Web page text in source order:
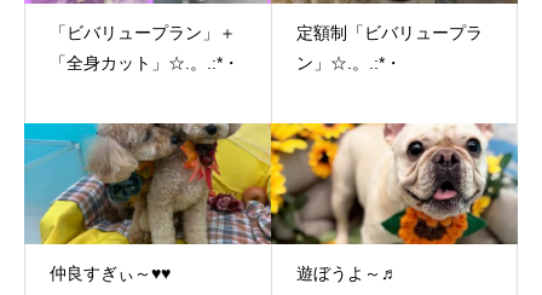
「ビバリュープラン」＋
「全身カット」☆.。.:*・
定額制「ビバリュープラ
ン」☆.。.:*・
仲良すぎぃ～♥♥ 遊ぼうよ～♬